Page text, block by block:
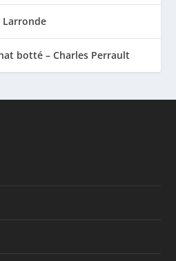
Larronde
botté – Charles Perrault